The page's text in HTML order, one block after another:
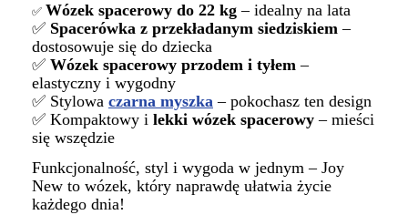
✅ Wózek spacerowy do 22 kg – idealny na lata
✅ Spacerówka z przekładanym siedziskiem –
dostosowuje się do dziecka
✅ Wózek spacerowy przodem i tyłem –
elastyczny i wygodny
✅ Stylowa czarna myszka – pokochasz ten design
✅ Kompaktowy i lekki wózek spacerowy – mieści
się wszędzie
Funkcjonalność, styl i wygoda w jednym – Joy
New to wózek, który naprawdę ułatwia życie
każdego dnia!